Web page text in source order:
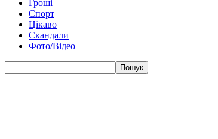
Гроші
Спорт
Цікаво
Скандали
Фото/Відео